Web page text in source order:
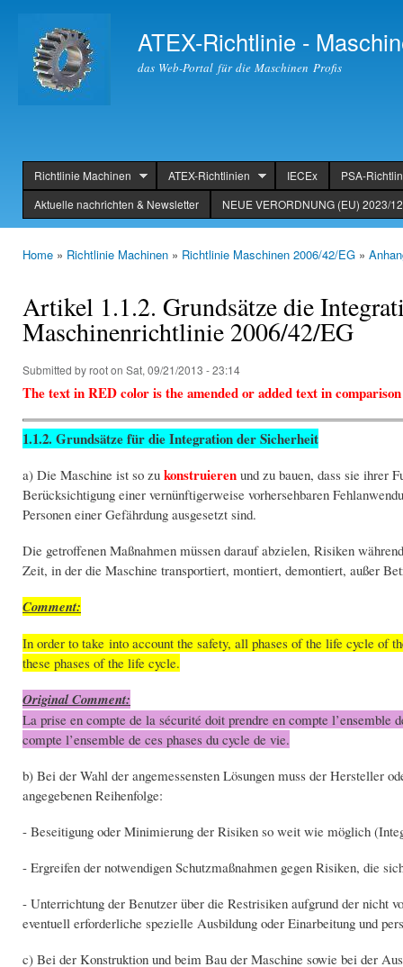
ATEX-Richtlinie -
das Web-Portal für die Maschinen Profis
header
Richtlinie Machinen ATEX-Richtlinien IECEx
PSA-
Aktuelle nachrichten & Newsletter
NEUE VERORDNUNG (EU) 2023/
Home » Richtlinie Machinen » Richtlinie Maschinen 2006/42/EG »
Artikel 1.1.2. Grundsätze die
Maschinenrichtlinie 2006/42/EG
Submitted byrooton Sat, 09/21/2013 - 23:14
The text in RED color is the amended or added text in
1.1.2. Grundsätze für die Integration der Sicherheit
a) Die Maschine ist so zu konstruieren und zu bauen, dass sie ihrer
Berücksichtigung einer vernünftigerweise vorhersehbaren
Personen einer Gefährdung ausgesetzt sind.
Die getroffenen Maßnahmen müssen darauf abzielen, Risiken
Zeit, in der die Maschine transportiert, montiert, demontiert, außer
Comment:
In order to take into account the safety, all phases of the life cycle of
these phases of the life cycle.
Original Comment:
La prise en compte de la sécurité doit prendre en compte l’ensemble
compte l’ensemble de ces phases du cycle de vie.
b) Bei der Wahl der angemessensten Lösungen muss der Hersteller
angegebenen Reihenfolge:
- Beseitigung oder Minimierung der Risiken so weit wie möglich
- Ergreifen der notwendigen Schutzmaßnahmen gegen Risiken, die
- Unterrichtung der Benutzer über die Restrisiken aufgrund der nicht
eventuell erforderliche spezielle Ausbildung oder Einarbeitung und
c) Bei der Konstruktion und beim Bau der Maschine sowie bei der